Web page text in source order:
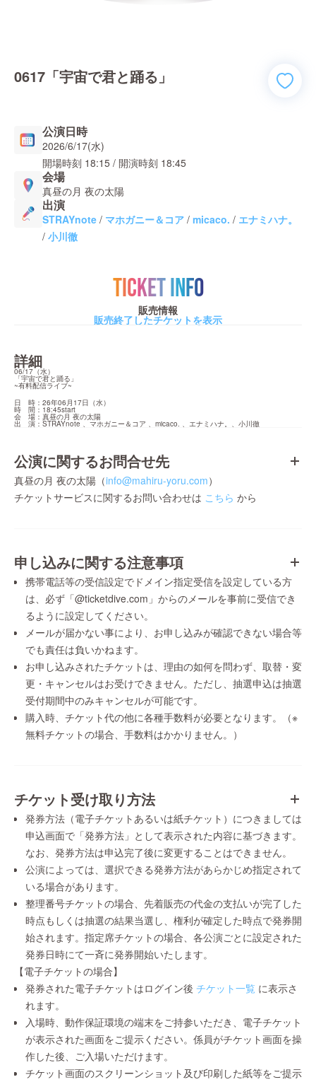
0617「宇宙で君と踊る」
公演日時
2026/6/17(水)
開場時刻 18:15 / 開演時刻 18:45
会場
真昼の月 夜の太陽
出演
STRAYnote / マホガニー＆コア / micaco. / エナミハナ。
/ 小川徹
TICKET INFO
販売情報
販売終了したチケットを表示
詳細
06/17（水）
「宇宙で君と踊る」
~有料配信ライブ~
日　時：26年06月17日（水）
時　間：18:45start
会　場：真昼の月 夜の太陽
出　演：STRAYnote 、マホガニー＆コア 、micaco. 、エナミハナ。、小川徹
公演に関するお問合せ先
真昼の月 夜の太陽（info@mahiru-yoru.com）
チケットサービスに関するお問い合わせは こちら から
申し込みに関する注意事項
携帯電話等の受信設定でドメイン指定受信を設定している方
は、必ず「@ticketdive.com」からのメールを事前に受信でき
るように設定してください。
メールが届かない事により、お申し込みが確認できない場合等
でも責任は負いかねます。
お申し込みされたチケットは、理由の如何を問わず、取替・変
更・キャンセルはお受けできません。ただし、抽選申込は抽選
受付期間中のみキャンセルが可能です。
購入時、チケット代の他に各種手数料が必要となります。（※
無料チケットの場合、手数料はかかりません。）
チケット受け取り方法
発券方法（電子チケットあるいは紙チケット）につきましては
申込画面で「発券方法」として表示された内容に基づきます。
なお、発券方法は申込完了後に変更することはできません。
公演によっては、選択できる発券方法があらかじめ指定されて
いる場合があります。
整理番号チケットの場合、先着販売の代金の支払いが完了した
時点もしくは抽選の結果当選し、権利が確定した時点で発券開
始されます。指定席チケットの場合、各公演ごとに設定された
発券日時にて一斉に発券開始いたします。
【電子チケットの場合】
発券された電子チケットはログイン後 チケット一覧 に表示さ
れます。
入場時、動作保証環境の端末をご持参いただき、電子チケット
が表示された画面をご提示ください。係員がチケット画面を操
作した後、ご入場いただけます。
チケット画面のスクリーンショット及び印刷した紙等をご提示